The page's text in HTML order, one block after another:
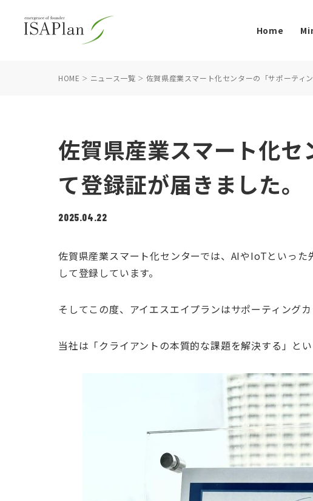
Home
HOME ニュース一覧 佐賀県産業スマート化センターの「サポーティ
佐賀県産業スマート化
て登録証が届きました。
2025.04.22
佐賀県産業スマート化センターでは、AIやIoTといっ
して登録しています。
そしてこの度、アイエスエイプランはサポーティング
当社は「クライアントの本質的な課題を解決する」と